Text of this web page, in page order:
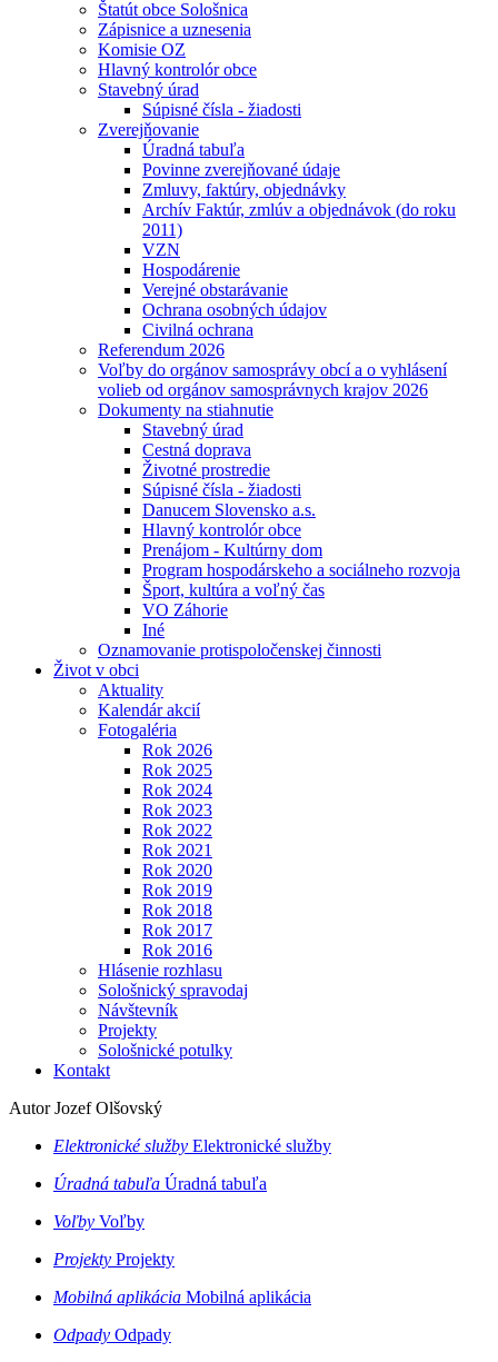
Štatút obce Sološnica
Zápisnice a uznesenia
Komisie OZ
Hlavný kontrolór obce
Stavebný úrad
Súpisné čísla - žiadosti
Zverejňovanie
Úradná tabuľa
Povinne zverejňované údaje
Zmluvy, faktúry, objednávky
Archív Faktúr, zmlúv a objednávok (do roku
2011)
VZN
Hospodárenie
Verejné obstarávanie
Ochrana osobných údajov
Civilná ochrana
Referendum 2026
Voľby do orgánov samosprávy obcí a o vyhlásení
volieb od orgánov samosprávnych krajov 2026
Dokumenty na stiahnutie
Stavebný úrad
Cestná doprava
Životné prostredie
Súpisné čísla - žiadosti
Danucem Slovensko a.s.
Hlavný kontrolór obce
Prenájom - Kultúrny dom
Program hospodárskeho a sociálneho rozvoja
Šport, kultúra a voľný čas
VO Záhorie
Iné
Oznamovanie protispoločenskej činnosti
Život v obci
Aktuality
Kalendár akcií
Fotogaléria
Rok 2026
Rok 2025
Rok 2024
Rok 2023
Rok 2022
Rok 2021
Rok 2020
Rok 2019
Rok 2018
Rok 2017
Rok 2016
Hlásenie rozhlasu
Sološnický spravodaj
Návštevník
Projekty
Sološnické potulky
Kontakt
Autor Jozef Olšovský
Elektronické služby Elektronické služby
Úradná tabuľa Úradná tabuľa
Voľby Voľby
Projekty Projekty
Mobilná aplikácia Mobilná aplikácia
Odpady Odpady